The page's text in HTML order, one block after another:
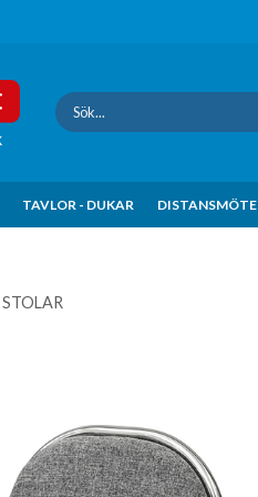
TAVLOR - DUKAR DISTANSMÖTE